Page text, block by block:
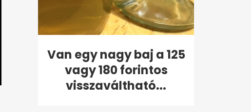
Van egy nagy baj a 125
vagy 180 forintos
visszaváltható...